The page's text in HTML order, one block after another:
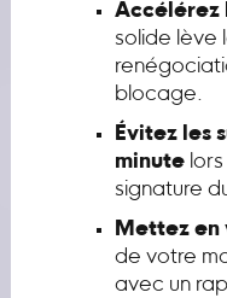
Accélérez
solide lève
blocage.
Évitez les
minutelors
signature
Mettez en
de votre
avec un